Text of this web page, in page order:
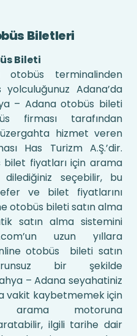
Biletleri
Bileti
otobüs terminalinden
Adana’da
– Adana otobüs bileti
firması tarafından
hizmet veren
Has Turizm A.Ş.’dir.
fiyatları için arama
seçebilir, bu
ve bilet fiyatlarını
otobüs bileti satın alma
satın alma sistemini
uzun yıllara
otobüs bileti satın
bir şekilde
– Adana seyahatiniz
vakit kaybetmemek için
arama motoruna
ilgili tarihe dair